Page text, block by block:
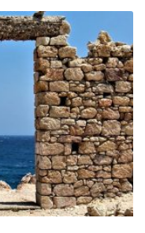
που
πήρε
το
όνομά
του
από
το
ηλιοβασίλεμα!”